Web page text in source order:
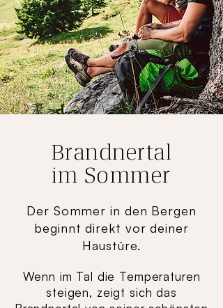
Brandnertal
im Sommer
Der Sommer in den Bergen
beginnt direkt vor deiner
Haustüre.
Wenn im Tal die Temperaturen
steigen, zeigt sich das